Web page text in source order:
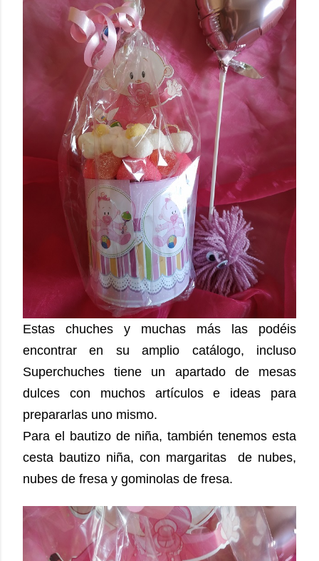
Estas chuches y muchas más las podéis
encontrar en su amplio catálogo, incluso
Superchuches tiene un apartado de mesas
dulces con muchos artículos e ideas para
prepararlas uno mismo.
Para el bautizo de niña, también tenemos esta
cesta bautizo niña, con margaritas de nubes,
nubes de fresa y gominolas de fresa.